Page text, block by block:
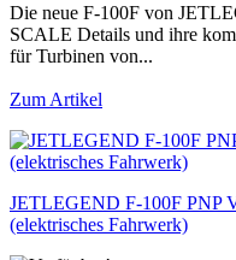
Die neue F-100F von
SCALE Details und ihre
für Turbinen von...
Zum Artikel
JETLEGEND F-100F PNP
(elektrisches Fahrwerk)